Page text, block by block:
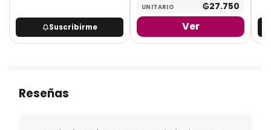
Suscribirme
UNITARIO ₲27.750
Ver
Reseñas